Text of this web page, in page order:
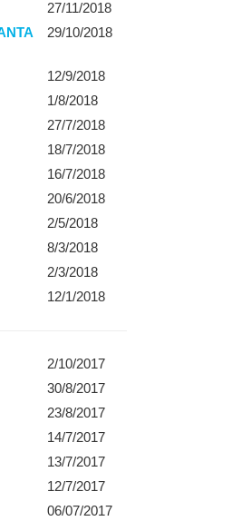
27/11/2018
29/10/2018
12/9/2018
1/8/2018
27/7/2018
18/7/2018
16/7/2018
20/6/2018
2/5/2018
8/3/2018
2/3/2018
12/1/2018
2/10/2017
30/8/2017
23/8/2017
14/7/2017
13/7/2017
12/7/2017
06/07/2017